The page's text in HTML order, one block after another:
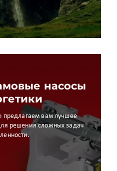
насосы
вам лучшее
решения сложных задач